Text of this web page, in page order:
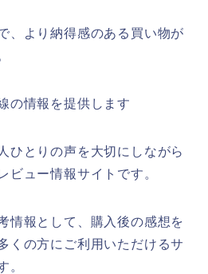
、より納得感のある買い物が
の情報を提供します
ひとりの声を大切にしながら
ビュー情報サイトです。
情報として、購入後の感想を
くの方にご利用いただけるサ
。